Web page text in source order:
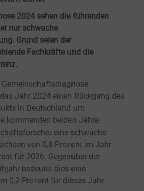
2024 sehen die führenden
nur schwache
Grund seien der
Fachkräfte und die
Jahr 2024 einen Rückgang des
in Deutschland um
kommenden beiden Jahre
eine schwache
von 0,8 Prozent im Jahr
für 2026. Gegenüber der
bedeutet dies eine
0,2 Prozent für dieses Jahr.